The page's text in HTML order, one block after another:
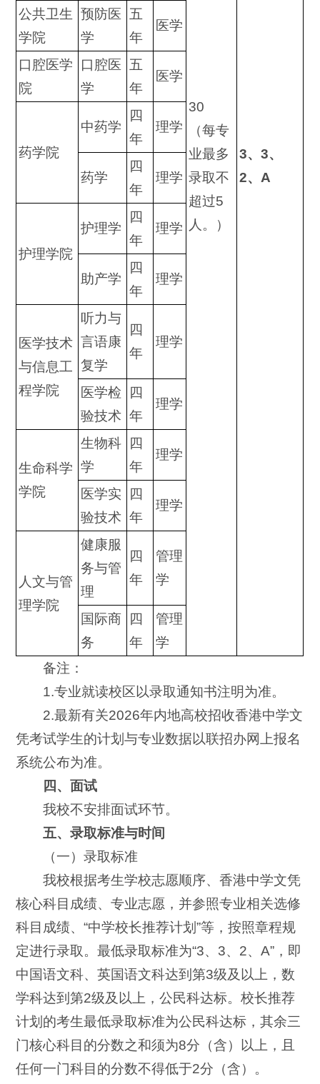
30
（每专
业最多
录取不
超过5
人。）
3、3、
2、 A
公共卫生
学院
预防医
学
五
年
医学
口腔医学
院
口腔医
学
五
年
医学
药学院
中药学
四
年
理学
药学
四
年
理学
护理学院
护理学
四
年
理学
助产学
四
年
理学
医学技术
与信息工
程学院
听力与
言语康
复学
四
年
理学
医学检
验技术
四
年
理学
生命科学
学院
生物科
学
四
年
理学
医学实
验技术
四
年
理学
人文与管
理学院
健康服
务与管
理
四
年
管理
学
国际商
务
四
年
管理
学
备注：
1.专业就读校区以录取通知书注明为准。
2.最新有关2026年内地高校招收香港中学文
凭考试学生的计划与专业数据以联招办网上报名
系统公布为准。
四、面试
我校不安排面试环节。
五、录取标准与时间
（一）录取标准
我校根据考生学校志愿顺序、香港中学文凭
核心科目成绩、专业志愿，并参照专业相关选修
科目成绩、“中学校长推荐计划”等，按照章程规
定进行录取。最低录取标准为“3、3、2、A”，即
中国语文科、英国语文科达到第3级及以上，数
学科达到第2级及以上，公民科达标。校长推荐
计划的考生最低录取标准为公民科达标，其余三
门核心科目的分数之和须为8分（含）以上，且
任何一门科目的分数不得低于2分（含）。